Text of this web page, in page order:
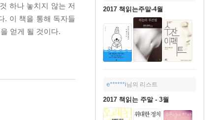
2017 책읽는주말-4월
e******i님의 리스트
2017 책읽는 주말 - 3월
하나 놓치지 않는 저
. 이 책을 통해 독자들
얻게 될 것이다.